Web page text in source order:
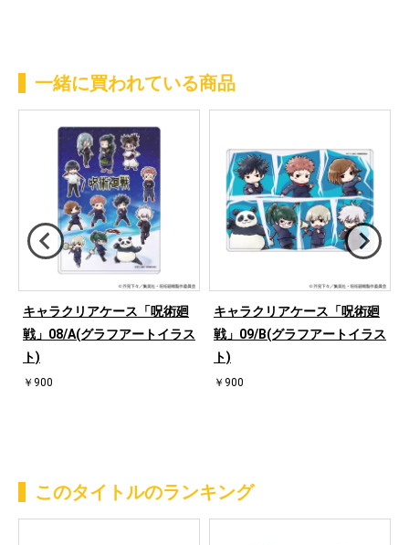
一緒に買われている商品
キャラクリアケース「呪術廻
戦」08/A(グラフアートイラス
ト)
￥900
キャラクリアケース「呪術廻
戦」09/B(グラフアートイラス
ト)
￥900
このタイトルのランキング